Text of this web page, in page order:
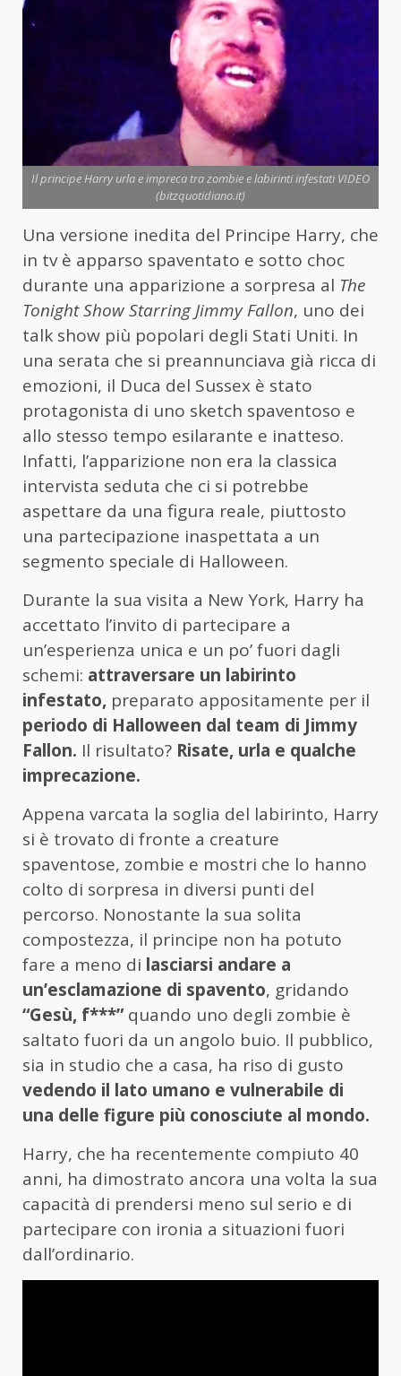
Il principe Harry urla e impreca tra zombie e labirinti infestati VIDEO
(bitzquotidiano.it)
Una versione inedita del Principe Harry, che
in tv è apparso spaventato e sotto choc
durante una apparizione a sorpresa al The
Tonight Show Starring Jimmy Fallon, uno dei
talk show più popolari degli Stati Uniti. In
una serata che si preannunciava già ricca di
emozioni, il Duca del Sussex è stato
protagonista di uno sketch spaventoso e
allo stesso tempo esilarante e inatteso.
Infatti, l’apparizione non era la classica
intervista seduta che ci si potrebbe
aspettare da una figura reale, piuttosto
una partecipazione inaspettata a un
segmento speciale di Halloween.
Durante la sua visita a New York, Harry ha
accettato l’invito di partecipare a
un’esperienza unica e un po’ fuori dagli
schemi: attraversare un labirinto
infestato, preparato appositamente per il
periodo di Halloween dal team di Jimmy
Fallon. Il risultato? Risate, urla e qualche
imprecazione.
Appena varcata la soglia del labirinto, Harry
si è trovato di fronte a creature
spaventose, zombie e mostri che lo hanno
colto di sorpresa in diversi punti del
percorso. Nonostante la sua solita
compostezza, il principe non ha potuto
fare a meno di lasciarsi andare a
un’esclamazione di spavento, gridando
“Gesù, f***”quando uno degli zombie è
saltato fuori da un angolo buio. Il pubblico,
sia in studio che a casa, ha riso di gusto
vedendo il lato umano e vulnerabile di
una delle figure più conosciute al mondo.
Harry, che ha recentemente compiuto 40
anni, ha dimostrato ancora una volta la sua
capacità di prendersi meno sul serio e di
partecipare con ironia a situazioni fuori
dall’ordinario.